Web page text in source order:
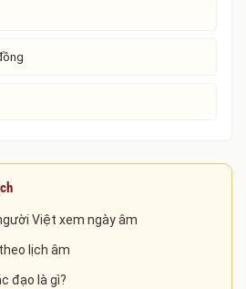
Việt xem ngày âm
lịch âm
đạo là gì?